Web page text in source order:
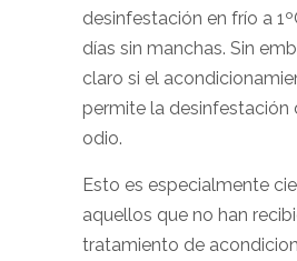
desinfestación en frío a
días sin manchas. Sin
claro si el
permite la desinfestación
odio.
Esto es especialmente
aquellos que no han
tratamiento de